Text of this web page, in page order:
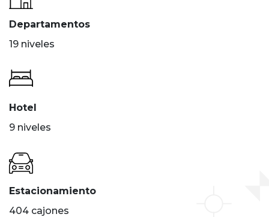
Departamentos
19 niveles
Hotel
9 niveles
Estacionamiento
404 cajones